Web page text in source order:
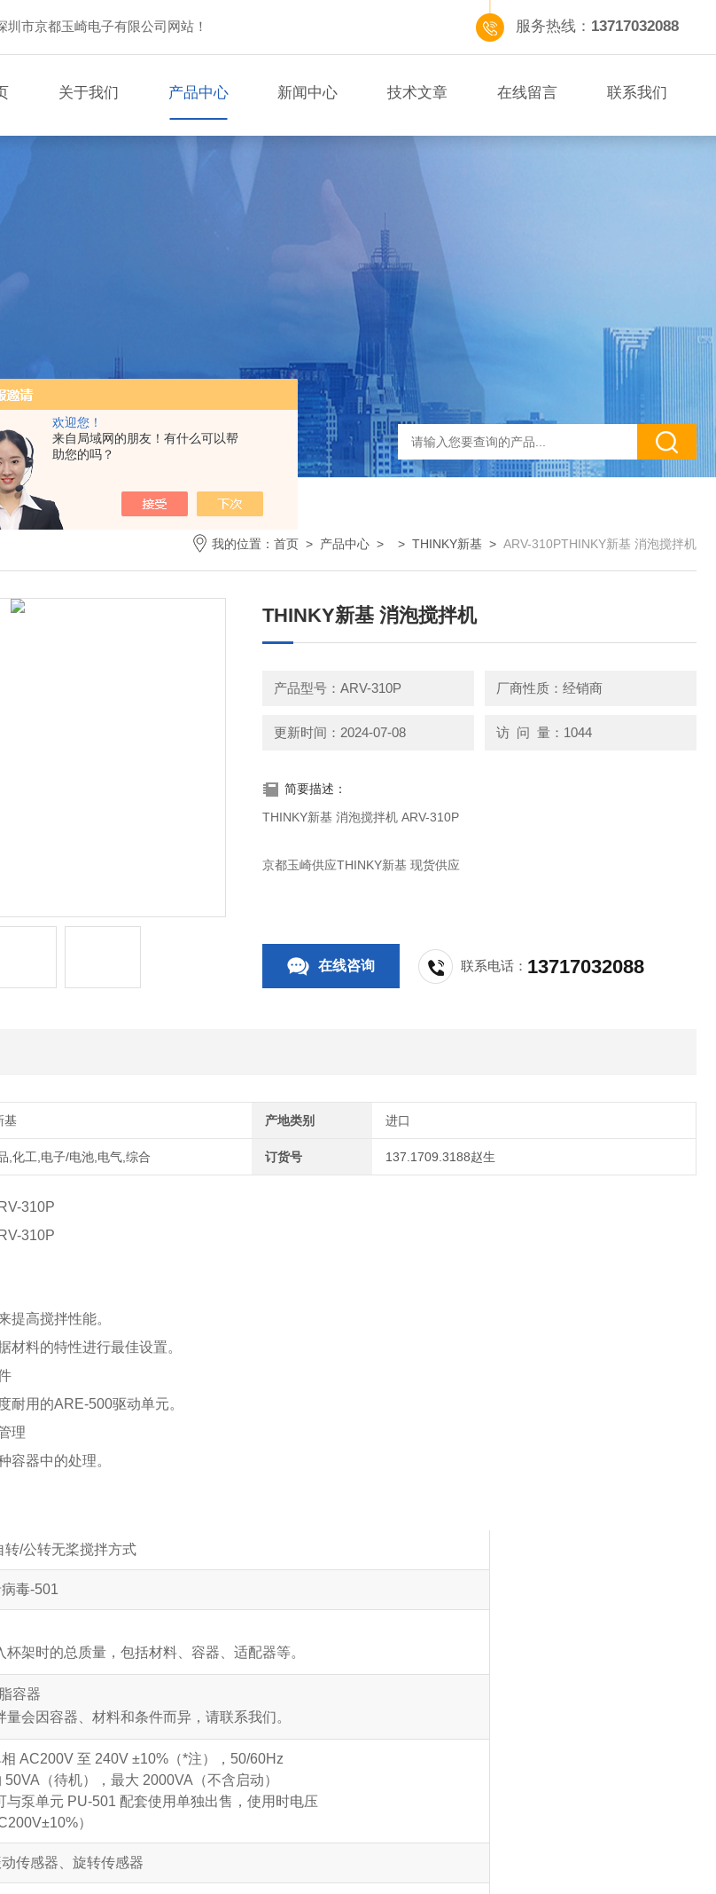
欢迎您！
来自局域网的朋友！有什么可以帮
助您的吗？
圳市京都玉崎电子有限公司网站！ 服务热线： 13717032088
关于我们 产品中心 新闻中心 技术文章 在线留言 联系我们
我的位置： 首页 > 产品中心 > > THINKY新基 > ARV-310PTHINKY新基 消泡搅拌机
THINKY新基 消泡搅拌机
产品型号：ARV-310P 厂商性质：经销商
更新时间：2024-07-08 访 问 量：1044
简要描述：
THINKY新基 消泡搅拌机 ARV-310P
京都玉崎供应THINKY新基 现货供应
在线咨询 联系电话： 13717032088
基 产地类别 进口
,化工,电子/电池,电气,综合 订货号 137.1709.3188赵生
310P
310P
提高搅拌性能。
材料的特性进行最佳设置。
耐用的ARE-500驱动单元。
理
容器中的处理。
转/公转无桨搅拌方式
毒-501
杯架时的总质量，包括材料、容器、适配器等。
容器
量会因容器、材料和条件而异，请联系我们。
相 AC200V 至 240V ±10%（*注），50/60Hz
50VA（待机），最大 2000VA（不含启动）
与泵单元 PU-501 配套使用单独出售，使用时电压
）
传感器、旋转传感器